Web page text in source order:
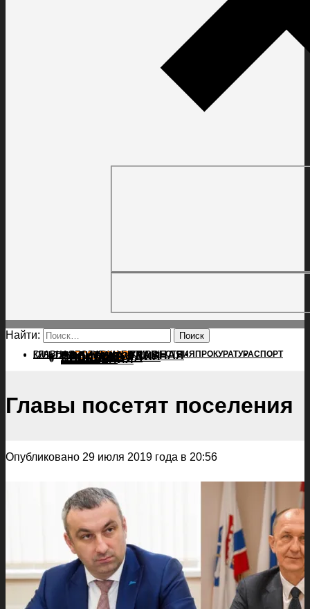
Найти:
ГЛАВНАЯПОЛИТИКАПРОИСШЕСТВИЯ ПРОКУРАТУРАСПОРТ
КУЛЬТУРАПОСЕЛЕНИЯГЛАВНАЯ
ПОЛИТИКА
ПРОИСШЕСТВИЯ
ПРОКУРАТУРА
СПОРТ
КУЛЬТУРА
ПОСЕЛЕНИЯ
Главы посетят поселения
Опубликовано 29 июля 2019 года в 20:56